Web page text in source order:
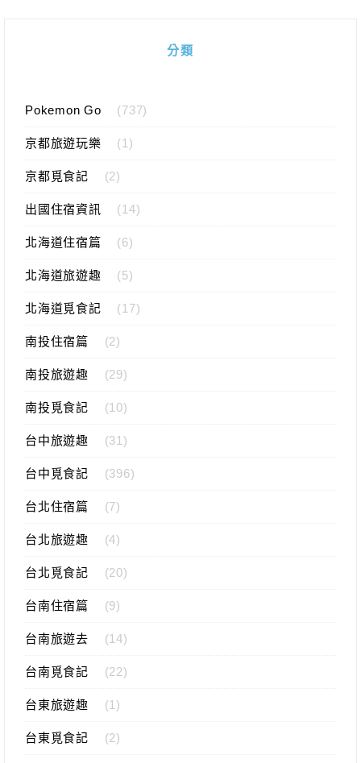
分類
Pokemon Go (737)
京都旅遊玩樂 (1)
京都覓食記 (2)
出國住宿資訊 (14)
北海道住宿篇 (6)
北海道旅遊趣 (5)
北海道覓食記 (17)
南投住宿篇 (2)
南投旅遊趣 (29)
南投覓食記 (10)
台中旅遊趣 (31)
台中覓食記 (396)
台北住宿篇 (7)
台北旅遊趣 (4)
台北覓食記 (20)
台南住宿篇 (9)
台南旅遊去 (14)
台南覓食記 (22)
台東旅遊趣 (1)
台東覓食記 (2)